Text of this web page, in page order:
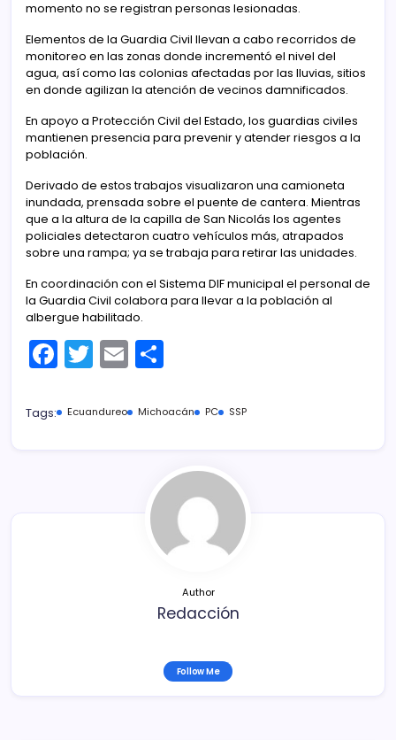
momento no se registran personas lesionadas.
Elementos de la Guardia Civil llevan a cabo recorridos de
monitoreo en las zonas donde incrementó el nivel del
agua, así como las colonias afectadas por las lluvias, sitios
en donde agilizan la atención de vecinos damnificados.
En apoyo a Protección Civil del Estado, los guardias civiles
mantienen presencia para prevenir y atender riesgos a la
población.
Derivado de estos trabajos visualizaron una camioneta
inundada, prensada sobre el puente de cantera. Mientras
que a la altura de la capilla de San Nicolás los agentes
policiales detectaron cuatro vehículos más, atrapados
sobre una rampa; ya se trabaja para retirar las unidades.
En coordinación con el Sistema DIF municipal el personal de
la Guardia Civil colabora para llevar a la población al
albergue habilitado.
F
a
c
T
w
itt
E
m
ai m
ar
tir
Tags: Ecuandureo Michoacán PC SSP
Author
Redacción
Follow Me